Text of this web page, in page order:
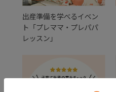
出産準備を学べるイベン
ト「プレママ・プレパパ
レッスン」